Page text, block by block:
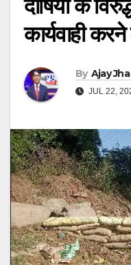
दोषियों के
कार्यवाही
By Ajay Jha
JUL 22,